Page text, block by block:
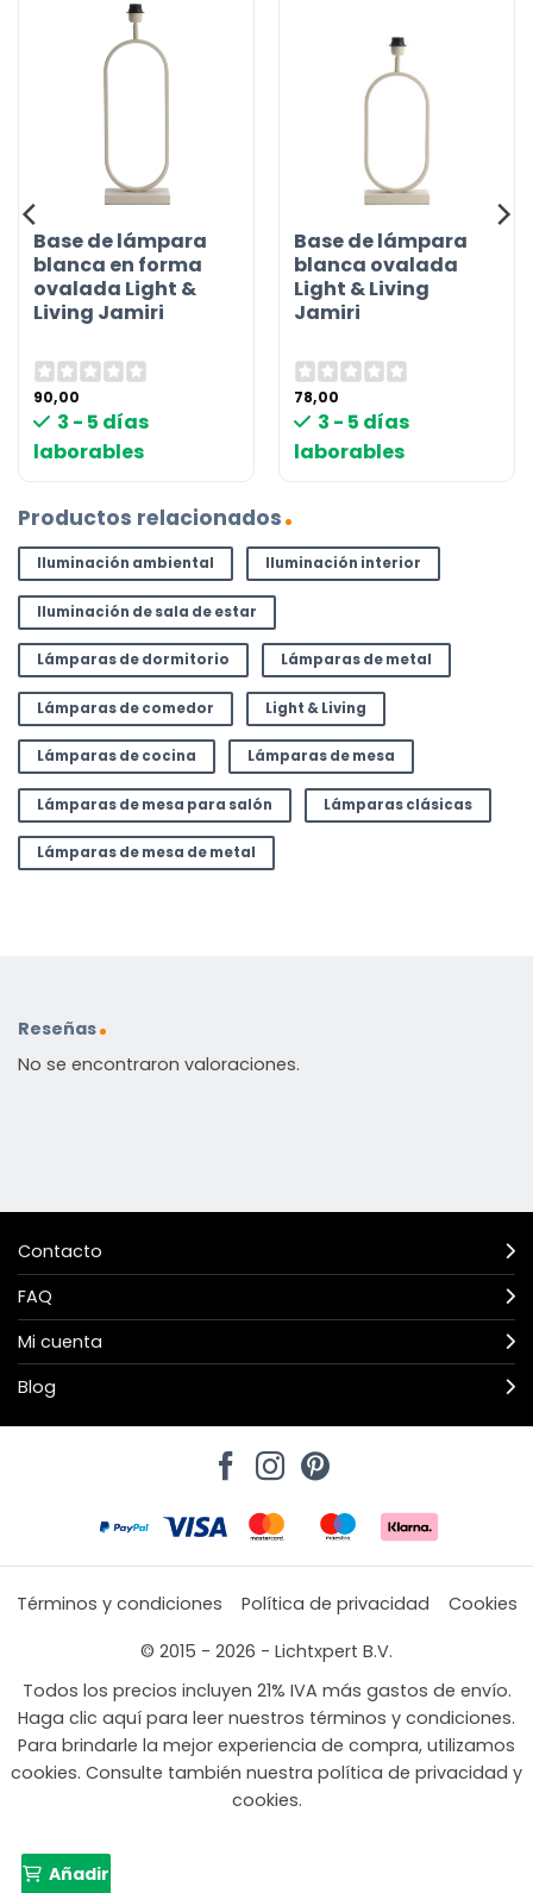
Base de lámpara
blanca en forma
ovalada Light &
Living Jamiri
90,00
3 - 5 días
laborables
Base de lámpara
blanca ovalada
Light & Living
Jamiri
78,00
3 - 5 días
laborables
Productos relacionados
Iluminación ambiental Iluminación interior
Iluminación de sala de estar
Lámparas de dormitorio Lámparas de metal
Lámparas de comedor Light & Living
Lámparas de cocina Lámparas de mesa
Lámparas de mesa para salón Lámparas clásicas
Lámparas de mesa de metal
Reseñas
No se encontraron valoraciones.
Contacto
FAQ
Mi cuenta
Blog
Términos y condiciones Política de privacidad
Cookies
© 2015 - 2026 - Lichtxpert B.V.
Todos los precios incluyen 21% IVA más gastos de envío.
Haga clic aquí para leer nuestros términos y condiciones.
Para brindarle la mejor experiencia de compra, utilizamos
cookies. Consulte también nuestra política de privacidad y
cookies.
Añadir